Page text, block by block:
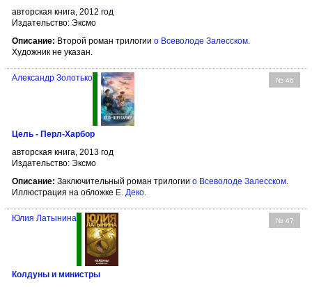
авторская книга, 2012 год
Издательство: Эксмо
Описание: Второй роман трилогии о Всеволоде Залесском
Художник не указан.
№ 46
Александр Золотько
Цель - Перл-Харбор
авторская книга, 2013 год
Издательство: Эксмо
Описание: Заключительный роман трилогии о Всеволоде Залесском.
Иллюстрация на обложке Е. Деко.
№ 47
Юлия Латынина
Колдуны и министры